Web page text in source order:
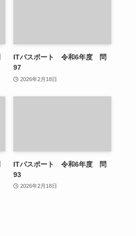
ITパスポート 令和6年度 問
97
2026年2月18日
ITパスポート 令和6年度 問
93
2026年2月18日